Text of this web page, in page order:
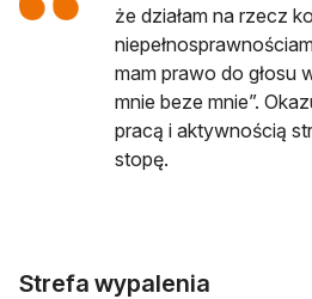
że działam na rzecz
mam prawo do głosu
mnie beze mnie”.
pracą i aktywnością
stopę.
Strefa wypalenia